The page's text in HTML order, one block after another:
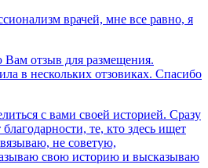
врачей, мне все равно, я
Вам отзыв для размещения.
в нескольких отзовиках. Спасибо
с вами своей историей. Сразу
благодарности, те, кто здесь ищет
не советую,
свою историю и высказываю